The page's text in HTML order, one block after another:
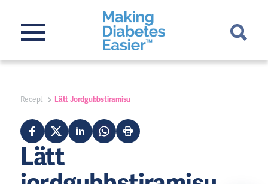
Recept Lätt Jordgubbstiramisu
Lätt